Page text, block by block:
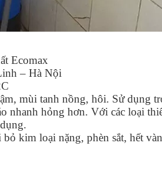
Ecomax
– Hà Nội
mùi tanh nồng, hôi. Sử dụng
nhanh hỏng hơn. Với các loại
bỏ kim loại nặng, phèn sắt, hết